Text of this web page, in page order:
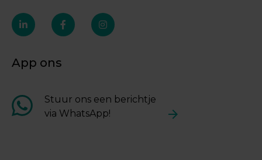
linkedin-
in
facebook-
f
instagram
App ons
Stuur ons een berichtje
via WhatsApp!